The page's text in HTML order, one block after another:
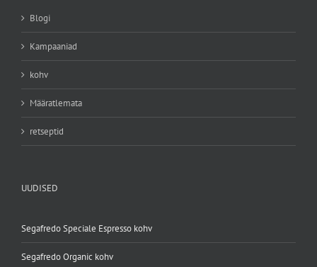
Blogi
Kampaaniad
kohv
Määratlemata
retseptid
UUDISED
Segafredo Speciale Espresso kohv
Segafredo Organic kohv